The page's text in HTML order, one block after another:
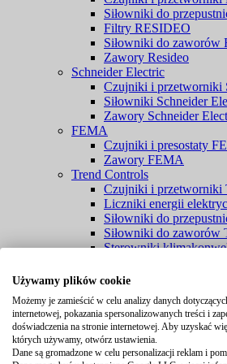
Siłowniki do
Filtry RESIDEO
Siłowniki do zaworów
Zawory Resideo
Schneider Electric
Czujniki i przetworniki
Siłowniki Schneider
Zawory Schneider
FEMA
Czujniki i presostaty
Zawory FEMA
Trend Controls
Czujniki i przetworniki
Liczniki energii
Siłowniki do
Siłowniki do zaworów
Sterowniki
PENN® by Johnson Controls
Komponenty
Zawory PENN® by
Braukmann
Czujniki Braukmann
Używamy plików cookie
Możemy je zamieścić w celu analizy danych
internetowej, pokazania spersonalizowanych treści i
doświadczenia na stronie internetowej. Aby uzyskać
których używamy, otwórz ustawienia.
Dane są gromadzone w celu personalizacji reklam i